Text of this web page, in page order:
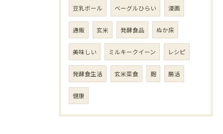
豆乳ボール ベーグルひらい 漫画
通販 玄米 発酵食品 ぬか床
美味しい ミルキークイーン レシピ
発酵食生活 玄米菜食 麹 腸活
健康